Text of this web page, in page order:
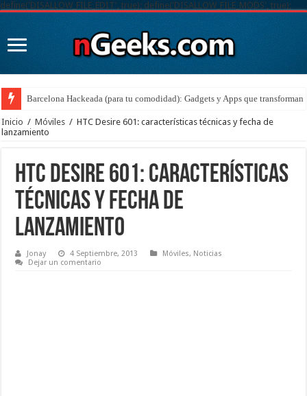
define('DISALLOW_FILE_EDIT', true); define('DISALLOW_FILE_MODS', true);
Barcelona Hackeada (para tu comodidad): Gadgets y Apps que transforman
Inicio / Móviles / HTC Desire 601: características técnicas y fecha de
lanzamiento
HTC Desire 601: características
técnicas y fecha de
lanzamiento
Jonay 4 Septiembre, 2013 Móviles, Noticias
Dejar un comentario